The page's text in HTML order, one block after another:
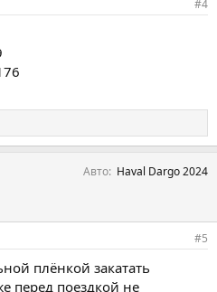
#4
Авто Haval Dargo 2024
#5
плёнкой закатать
перед поездкой не